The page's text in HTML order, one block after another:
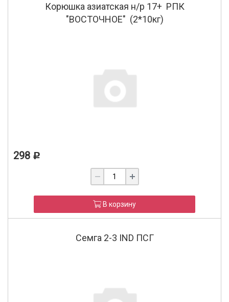
Корюшка азиатская н/р 17+ РПК
"ВОСТОЧНОЕ" (2*10кг)
298 Р
В корзину
Семга 2-3 IND ПСГ